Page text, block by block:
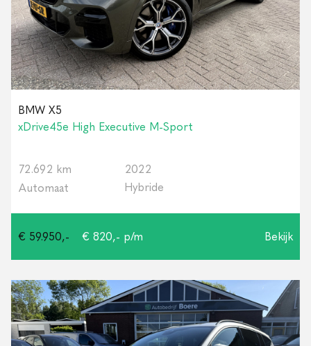
BMW X5
xDrive45e High Executive M-Sport
72.692 km
2022
Automaat
Hybride
€ 59.950,- € 820,- p/m Bekijk